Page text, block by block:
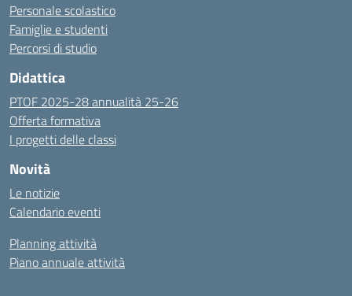
Personale scolastico
Famiglie e studenti
Percorsi di studio
Didattica
PTOF 2025-28 annualità 25-26
Offerta formativa
I progetti delle classi
Novità
Le notizie
Calendario eventi
Planning attività
Piano annuale attività